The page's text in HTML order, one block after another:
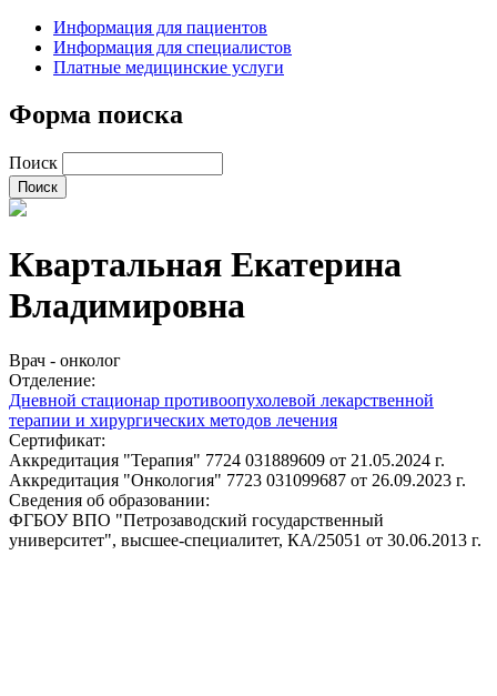
Информация для пациентов
Информация для специалистов
Платные медицинские услуги
Форма поиска
Поиск
Квартальная Екатерина
Владимировна
Врач - онколог
Отделение:
Дневной стационар противоопухолевой лекарственной
терапии и хирургических методов лечения
Сертификат:
Аккредитация "Терапия" 7724 031889609 от 21.05.2024 г.
Аккредитация "Онкология" 7723 031099687 от 26.09.2023 г.
Сведения об образовании:
ФГБОУ ВПО "Петрозаводский государственный
университет", высшее-специалитет, КА/25051 от 30.06.2013 г.